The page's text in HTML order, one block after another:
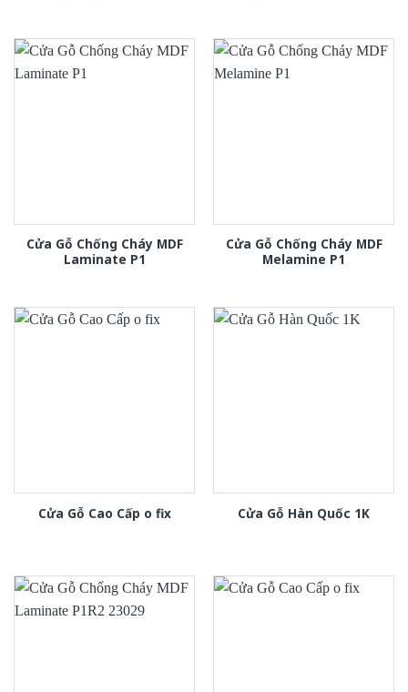
Cửa Gỗ Chống Cháy MDF
Laminate P1
Cửa Gỗ Chống Cháy MDF
Melamine P1
Cửa Gỗ Cao Cấp o fix Cửa Gỗ Hàn Quốc 1K